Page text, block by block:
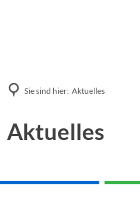
Sie sind hier: Aktuelles
Aktuelles